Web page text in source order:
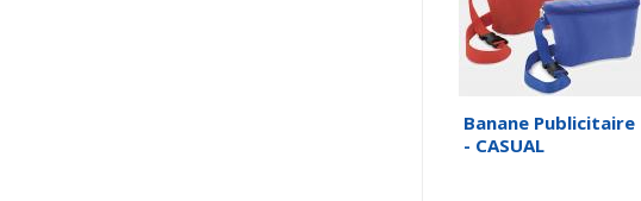
Banane Publicitaire
- CASUAL